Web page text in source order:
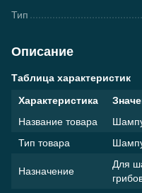
Тип
Описание
Таблица характеристик
Характеристика
Название товара
Тип товара
Назначение
Для